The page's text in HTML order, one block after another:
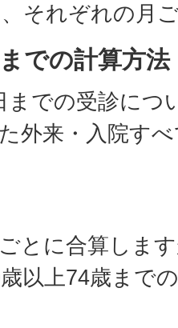
それぞれの月
での計算方法
までの受診につ
外来・入院す
とに合算しま
以上74歳まで